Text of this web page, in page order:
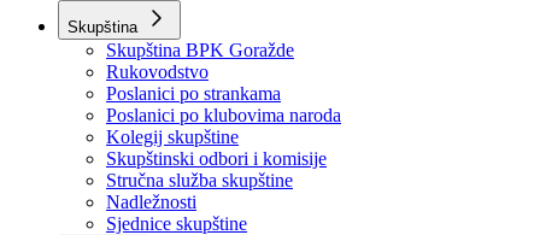
Skupština
Skupština BPK Goražde
Rukovodstvo
Poslanici po strankama
Poslanici po klubovima naroda
Kolegij skupštine
Skupštinski odbori i komisije
Stručna služba skupštine
Nadležnosti
Sjednice skupštine